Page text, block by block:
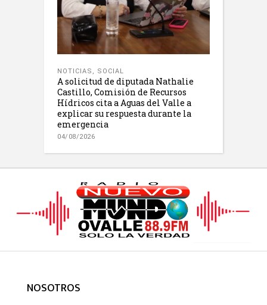
NOTICIAS , SOCIAL
A solicitud de diputada Nathalie
Castillo, Comisión de Recursos
Hídricos cita a Aguas del Valle a
explicar su respuesta durante la
emergencia
04/08/2026
NOSOTROS